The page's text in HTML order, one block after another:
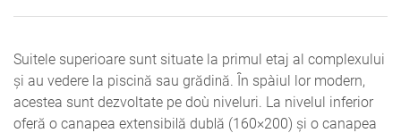
Suitele superioare sunt situate la primul etaj al complexului
și au vedere la piscină sau grădină. În spațiul lor modern,
acestea sunt dezvoltate pe două niveluri. La nivelul inferior
oferă o canapea extensibilă dublă (160×200) și o canapea